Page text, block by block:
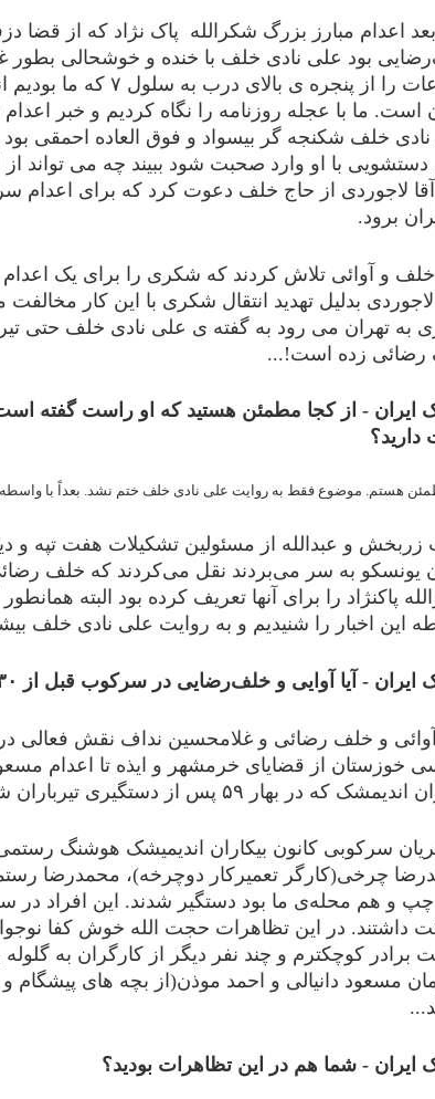
اعدام مبارز بزرگ شکرالله پاک نژاد که از قضا
بود علی نادی خلف با خنده و خوشحالی بطور
اطلاعات را از پنجره ی
است. ما با عجله روزنامه را نگاه کردیم و خبر
خلف شکنجه گر بیسواد و فوق العاده احمقی
دستشویی با او وارد صحبت شود ببیند چه می تواند
لاجوردی از حاج خلف دعوت کرد که برای اعدام
برود.
و آوائی تلاش کردند که شکری را برای یک اعدام
بدلیل تهدید انتقال شکری با این کار مخالفت
به تهران می رود به گفته ی علی نادی خلف حتی تیر
رضائی زده است!...
ایران - از کجا مطمئن هستید که او راست گفته
هستم. موضوع فقط به روایت علی نادی خلف ختم نشد. بعداً با واسطه
زربخش و عبدالله از مسئولین تشکیلات هفت تپه و
یونسکو به سر می‌بردند نقل می‌کردند که خلف
پاکنژاد را برای آنها تعریف کرده بود البته
این اخبار را شنیدیم و به روایت علی نادی خلف
ایران - آیا آوایی و خلف‌رضایی در سرکوب قبل از ۳۰ خرداد هم نقشی داشتند؟
آوائی و خلف رضائی و غلامحسین نداف نقش فعالی در
خوزستان از قضایای خرمشهر و ایذه تا اعدام
که در بهار ۵۹ پس از دستگیری تیرباران شدند داشتند.
سرکوبی کانون بیکاران اندیمیشک هوشنگ
چرخی(کارگر تعمیرکار دوچرخه)، محمدرضا
و هم محله‌ی ما بود دستگیر شدند. این افراد در
برادر کوچکترم و چند نفر دیگر از کارگران به
مسعود دانیالی و احمد موذن(از بچه های پیشگام و
ایران - شما هم در این تظاهرات بودید؟